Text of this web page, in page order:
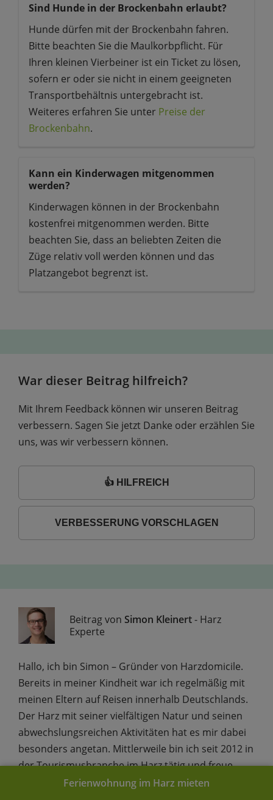
Sind Hunde in der Brockenbahn erlaubt?
Hunde dürfen mit der Brockenbahn fahren.
Bitte beachten Sie die Maulkorbpflicht. Für
Ihren kleinen Vierbeiner ist ein Ticket zu lösen,
sofern er oder sie nicht in einem geeigneten
Transportbehältnis untergebracht ist.
Weiteres erfahren Sie unter Preise der
Brockenbahn.
Kann ein Kinderwagen mitgenommen
werden?
Kinderwagen können in der Brockenbahn
kostenfrei mitgenommen werden. Bitte
beachten Sie, dass an beliebten Zeiten die
Züge relativ voll werden können und das
Platzangebot begrenzt ist.
War dieser Beitrag hilfreich?
Mit Ihrem Feedback können wir unseren Beitrag
verbessern. Sagen Sie jetzt Danke oder erzählen Sie
uns, was wir verbessern können.
👍 HILFREICH
VERBESSERUNG VORSCHLAGEN
Beitrag von Simon Kleinert- Harz
Experte
Hallo, ich bin Simon – Gründer von Harzdomicile.
Bereits in meiner Kindheit war ich regelmäßig mit
meinen Eltern auf Reisen innerhalb Deutschlands.
Der Harz mit seiner vielfältigen Natur und seinen
abwechs­lungs­reichen Aktivitäten hat es mir dabei
besonders angetan. Mittler­weile bin ich seit 2012 in
der Tourismus­branche im Harz tätig und freue
mich, Ihnen mehr über Aktivitäten und
Ferienwohnung im Harz mieten